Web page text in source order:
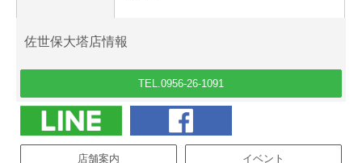
佐世保大塔店情報
TEL.0956-26-1091
店舗案内 イベント